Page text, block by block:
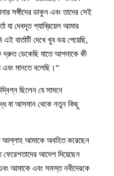
সঙ্গীদের ডাকুন এবং তাদের সেই
যা দেবদূত গ্যাব্রিয়েল আমার
বার্তাটি দেখে খুব ভয় পেয়েছি,
ডেকেছি যাতে আপনাকে কী
এবং মানতে বলেছি।”
ছিলেন যে সামনে
বা আসমান থেকে নতুন কিছু
আমাকে অবহিত করেছেন
আদেশ দিয়েছেন
আমাকে এবং সমস্ত নবীদেরকে